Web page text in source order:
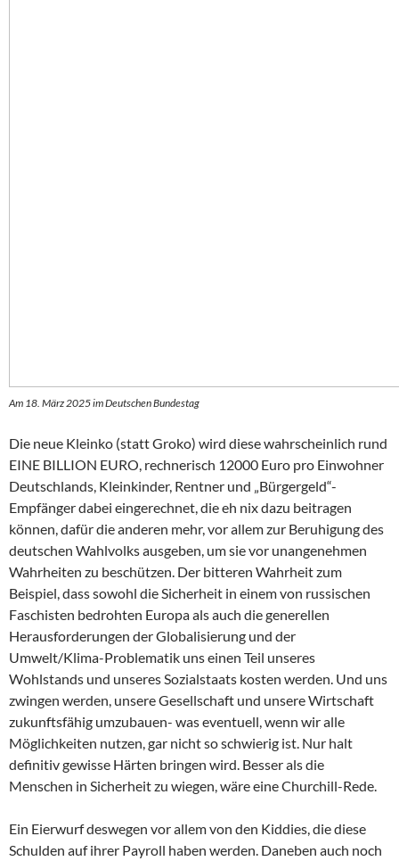
Am 18. März 2025 im Deutschen Bundestag
Die neue Kleinko (statt Groko) wird diese wahrscheinlich rund
EINE BILLION EURO, rechnerisch 12000 Euro pro Einwohner
Deutschlands, Kleinkinder, Rentner und „Bürgergeld“-
Empfänger dabei eingerechnet, die eh nix dazu beitragen
können, dafür die anderen mehr, vor allem zur Beruhigung des
deutschen Wahlvolks ausgeben, um sie vor unangenehmen
Wahrheiten zu beschützen. Der bitteren Wahrheit zum
Beispiel, dass sowohl die Sicherheit in einem von russischen
Faschisten bedrohten Europa als auch die generellen
Herausforderungen der Globalisierung und der
Umwelt/Klima-Problematik uns einen Teil unseres
Wohlstands und unseres Sozialstaats kosten werden. Und uns
zwingen werden, unsere Gesellschaft und unsere Wirtschaft
zukunftsfähig umzubauen- was eventuell, wenn wir alle
Möglichkeiten nutzen, gar nicht so schwierig ist. Nur halt
definitiv gewisse Härten bringen wird. Besser als die
Menschen in Sicherheit zu wiegen, wäre eine Churchill-Rede.
Ein Eierwurf deswegen vor allem von den Kiddies, die diese
Schulden auf ihrer Payroll haben werden. Daneben auch noch